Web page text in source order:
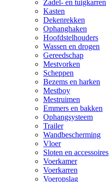
Zadel- en tuigkarren
Kasten
Dekenrekken
Ophanghaken
Hoofdstelhouders
Wassen en drogen
Gereedschap
Mestvorken
Scheppen
Bezems en harken
Mestboy
Mestruimen
Emmers en bakken
Ophangsysteem
Trailer
Wandbescherming
Vloer
Sloten en accessoires
Voerkamer
Voerkarren
Voeropslag